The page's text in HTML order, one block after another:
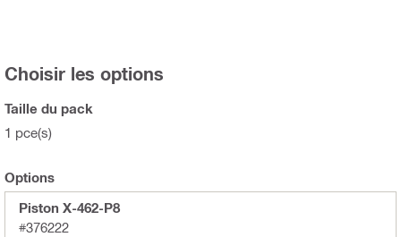
Choisir les options
Taille du pack
1 pce(s)
Options
Piston X-462-P8
#376222